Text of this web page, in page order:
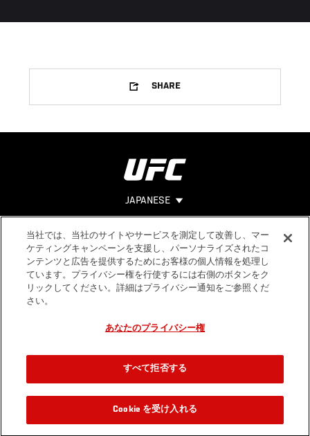
SHARE
JAPANESE
Footer ヘルプ
法的事項
利用規約
個人情報保
当社では、当社のサイトやサービスを測定して改善し、マー
ケティングキャンペーンを支援し、パーソナライズされたコ
ンテンツと広告を提供するためにお客様の個人情報を処理し
ています。プライバシー権を行使するには右側のボタンをク
リックしてください。詳細はプライバシー通知をご参照くだ
さい。
あなたのプライバシー権
すべて拒否する
Cookie を受け入れる